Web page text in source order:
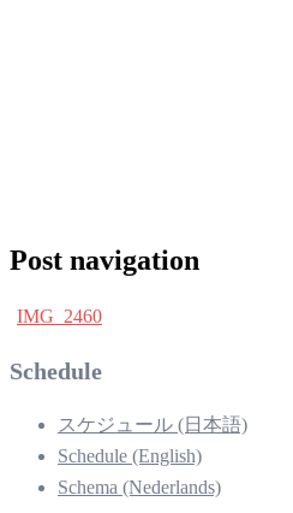
Post navigation
IMG_2460
Schedule
スケジュール (日本語)
Schedule (English)
Schema (Nederlands)